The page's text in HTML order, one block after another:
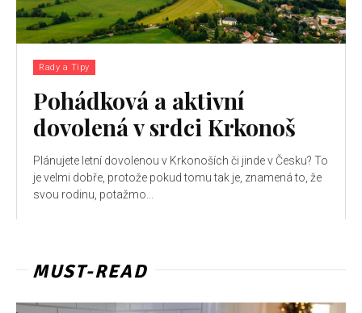
Rady a Tipy
Pohádková a aktivní
dovolená v srdci Krkonoš
Plánujete letní dovolenou v Krkonoších či jinde v Česku? To
je velmi dobře, protože pokud tomu tak je, znamená to, že
svou rodinu, potažmo...
MUST-READ